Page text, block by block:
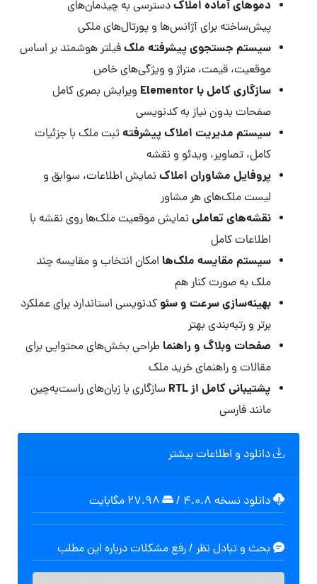
دموهای آماده املاکدسترسی به چیدمان‌های
پیش‌ساخته برای آژانس‌ها و پورتال‌های ملکی
سیستم جستجوی پیشرفته ملکفیلتر هوشمند بر اساس
موقعیت، قیمت، متراژ و ویژگی‌های خاص
سازگاری کامل با Elementor
ویرایش بصری کامل
صفحات بدون نیاز به کدنویسی
سیستم مدیریت املاک پیشرفتهثبت ملک با جزئیات
کامل، تصاویر، ویدئو و نقشه
پروفایل مشاوران املاک نمایش اطلاعات، سوابق و
لیست ملک‌های هر مشاور
نقشه‌های تعاملی نمایش موقعیت ملک‌ها روی نقشه با
اطلاعات کامل
سیستم مقایسه ملک‌ها امکان انتخاب و مقایسه چند
ملک به صورت کنار هم
بهینه‌سازی سرعت و سئو کدنویسی استاندارد برای عملکرد
برتر و رتبه‌بندی بهتر
صفحات وبلاگ و راهنما طراحی بخش‌های محتوایی برای
مقالات و راهنمای خرید ملک
پشتیبانی کامل از RTL
سازگاری با زبان‌های راست‌به‌چین
مانند فارسی
دانلود و اطلاعات بیشتر
دانلود نسخه ۴.۰.۸ /
بحث و تبادل نظر / رفع مشکلات درباره این مطلب